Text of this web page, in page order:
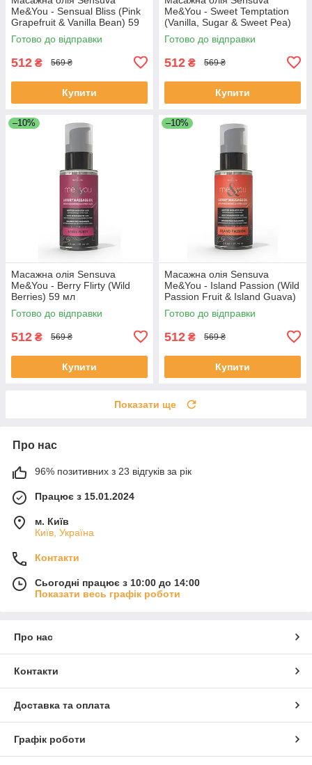
Me&You - Sensual Bliss (Pink
Grapefruit & Vanilla Bean) 59
мл
Готово до відправки
512 ₴ 569 ₴
Купити
Me&You - Sweet Temptation
(Vanilla, Sugar & Sweet Pea)
59 мл
Готово до відправки
512 ₴ 569 ₴
Купити
–10%
Масажна олія Sensuva
Me&You - Berry Flirty (Wild
Berries) 59 мл
Готово до відправки
512 ₴ 569 ₴
Купити
–10%
Масажна олія Sensuva
Me&You - Island Passion (Wild
Passion Fruit & Island Guava)
59 мл
Готово до відправки
512 ₴ 569 ₴
Купити
Показати ще
Про нас
96% позитивних з 23 відгуків за рік
Працює з 15.01.2024
м. Київ
Київ, Україна
Контакти
Сьогодні працює з 10:00 до 14:00
Показати весь графік роботи
Про нас
Контакти
Доставка та оплата
Графік роботи